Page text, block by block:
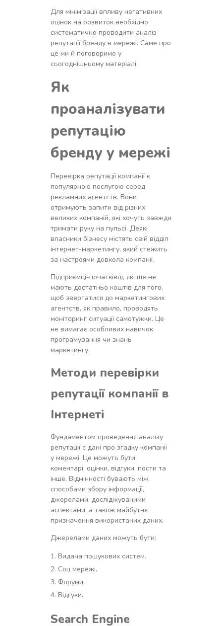
Для мінімізації впливу негативних
оцінок на розвиток необхідно
систематично проводити аналіз
репутації бренду в мережі. Саме про
це ми й поговоримо у
сьогоднішньому матеріалі.
Як
проаналізувати
репутацію
бренду у мережі
Перевірка репутації компанії є
популярною послугою серед
рекламних агентств. Вони
отримують запити від різних
великих компаній, які хочуть завжди
тримати руку на пульсі. Деякі
власники бізнесу містять свій відділ
інтернет-маркетингу, який стежить
за настроями довкола компанії.
Підприємці-початківці, які ще не
мають достатньо коштів для того,
щоб звертатися до маркетингових
агентств, як правило, проводять
моніторинг ситуації самотужки. Це
не вимагає особливих навичок
програмування чи знань
маркетингу.
Методи перевірки
репутації компанії в
Інтернеті
Фундаментом проведення аналізу
репутації є дані про згадку компанії
у мережі. Це можуть бути:
коментарі, оцінки, відгуки, пости та
інше. Відмінності бувають між
способами збору інформації,
джерелами, досліджуваними
аспектами, а також майбутнє
призначення використаних даних.
Джерелами даних можуть бути:
Видача пошукових систем.
Соц мережі.
Форуми.
Відгуки.
Search Engine